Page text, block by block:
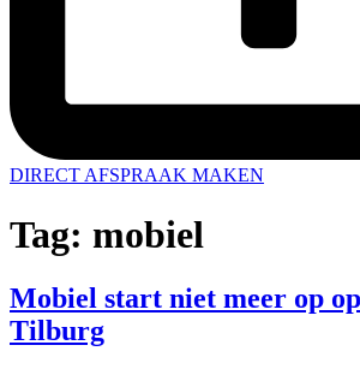
DIRECT AFSPRAAK MAKEN
Tag: mobiel
Mobiel start niet meer op
Tilburg